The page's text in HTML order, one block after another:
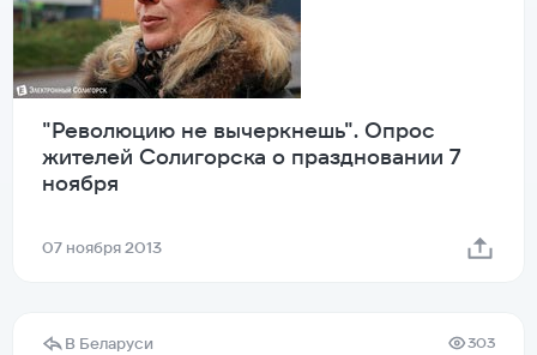
"Революцию не вычеркнешь". Опрос
жителей Солигорска о праздновании 7
ноября
07 ноября 2013
В Беларуси 303